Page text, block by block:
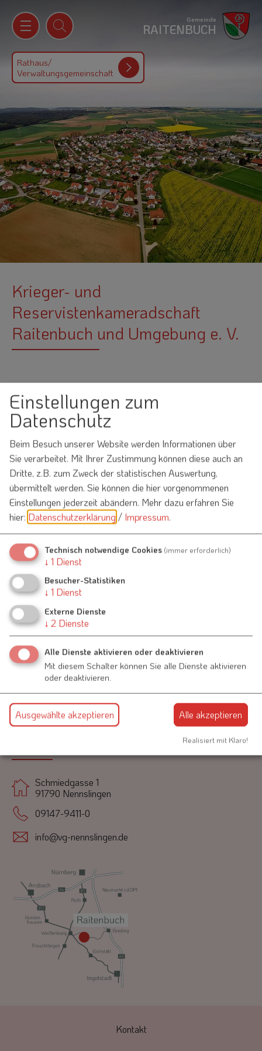
Gemeinde
RAITENBUCH
Rathaus/
Verwaltungsgemeinschaft
Krieger- und
Reservistenkameradschaft
Raitenbuch und Umgebung e. V.
Möchten Sie von
bereitgestellte externe Inhalte laden?
Ja Immer
Krieger- und Reservistenkameradschaft
Raitenbuch und Umgebung e. V.
Wolfgang Knebel
Schulweg 4
91790 Raitenbuch
09147 945747
Schmiedgasse 1
91790 Nennslingen
09147-9411-0
info@vg-nennslingen.de
Kontakt
Einstellungen zum
Datenschutz
Beim Besuch unserer Website werden Informationen über
Sie verarbeitet. Mit Ihrer Zustimmung können diese auch an
Dritte, z.B. zum Zweck der statistischen Auswertung,
übermittelt werden. Sie können die hier vorgenommenen
Einstellungen jederzeit abändern. Mehr dazu erfahren Sie
hier: Datenschutzerklärung/ Impressum.
Technisch notwendige Cookies (immer erforderlich)
↓ 1 Dienst
Besucher-Statistiken
↓ 1 Dienst
Externe Dienste
↓ 2 Dienste
Alle Dienste aktivieren oder deaktivieren
Mit diesem Schalter können Sie alle Dienste aktivieren
oder deaktivieren.
Ausgewählte akzeptieren Alle akzeptieren
Realisiert mit Klaro!